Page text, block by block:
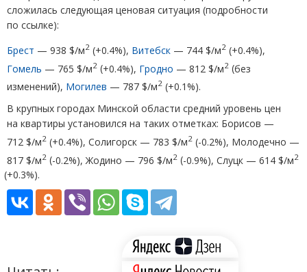
сложилась следующая ценовая ситуация (подробности
по ссылке):
Брест — 938 $/м2 (+0.4%), Витебск — 744 $/м2 (+0.4%),
Гомель — 765 $/м2 (+0.4%), Гродно — 812 $/м2 (без
изменений), Могилев — 787 $/м2 (+0.1%).
В крупных городах Минской области средний уровень цен
на квартиры установился на таких отметках: Борисов —
712 $/м2 (+0.4%), Солигорск — 783 $/м2 (-0.2%), Молодечно —
817 $/м2 (-0.2%), Жодино — 796 $/м2 (-0.9%), Слуцк — 614 $/м2
(+0.3%).